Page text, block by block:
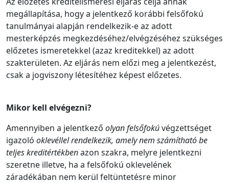
megállapítása, hogy a jelentkező korábbi felsőfokú
tanulmányai alapján rendelkezik-e az adott
mesterképzés megkezdéséhez/elvégzéséhez szükséges
előzetes ismeretekkel (azaz kreditekkel) az adott
szakterületen. Az eljárás nem előzi meg a jelentkezést,
csak a jogviszony létesítéhez képest előzetes.
Mikor kell elvégezni?
Amennyiben a jelentkező olyan felsőfokúvégzettséget
igazoló oklevéllel rendelkezik, amely nem számítható be
teljes kreditértékbenazon szakra, melyre jelentkezni
szeretne illetve, ha a felsőfokú oklevelének
záradékában nem kerül feltüntetésre minor